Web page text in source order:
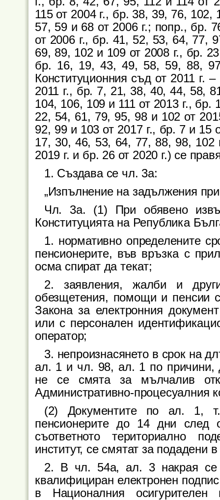
115 от 2004 г., бр. 38, 39, 76,
57, 59 и 68 от 2006 г.; попр., бр.
от 2006 г., бр. 41, 52, 53, 64, 77,
69, 89, 102 и 109 от 2008 г., бр.
бр. 16, 19, 43, 49, 58, 59, 88,
Конституционния съд от 2011 г.
2011 г., бр. 7, 21, 38, 40, 44, 58,
104, 106, 109 и 111 от 2013 г.,
22, 54, 61, 79, 95, 98 и 102 от
92, 99 и 103 от 2017 г., бр. 7 и 15
17, 30, 46, 53, 64, 77, 88, 98, 102
2019 г. и бр. 26 от 2020 г.) се
1. Създава се чл. 3а:
„Изпълнение на задължения
Чл. 3а. (1) При обявено
Конституцията на Република
1. нормативно определените
пенсионерите, във връзка с
осма спират да текат;
2. заявления, жалби и
обезщетения, помощи и пенсии
Закона за електронния
или с персонален
оператор;
3. непроизнасянето в срок на
ал. 1 и чл. 98, ал. 1 по причини,
не се смята за мълчалив
Административно-процесуалния
(2) Документите по ал. 1,
пенсионерите до 14 дни след
съответното териториално
институт, се смятат за подадени в
2. В чл. 54а, ал. 3 накрая се
квалифициран електронен
в Националния